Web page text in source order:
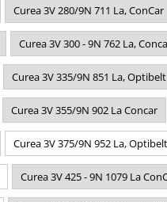
Curea 3V 280/9N 711 La, ConCar
Curea 3V 300 - 9N 762 La,
Curea 3V 335/9N 851 La, Optibelt
Curea 3V 355/9N 902 La Concar
Curea 3V 375/9N 952 La, Optibelt
Curea 3V 425 - 9N 1079 La